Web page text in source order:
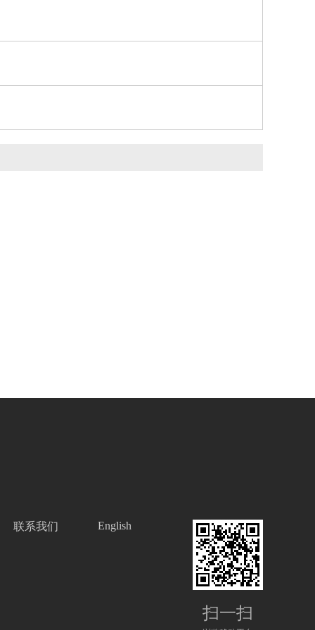
联系我们 English
扫一扫